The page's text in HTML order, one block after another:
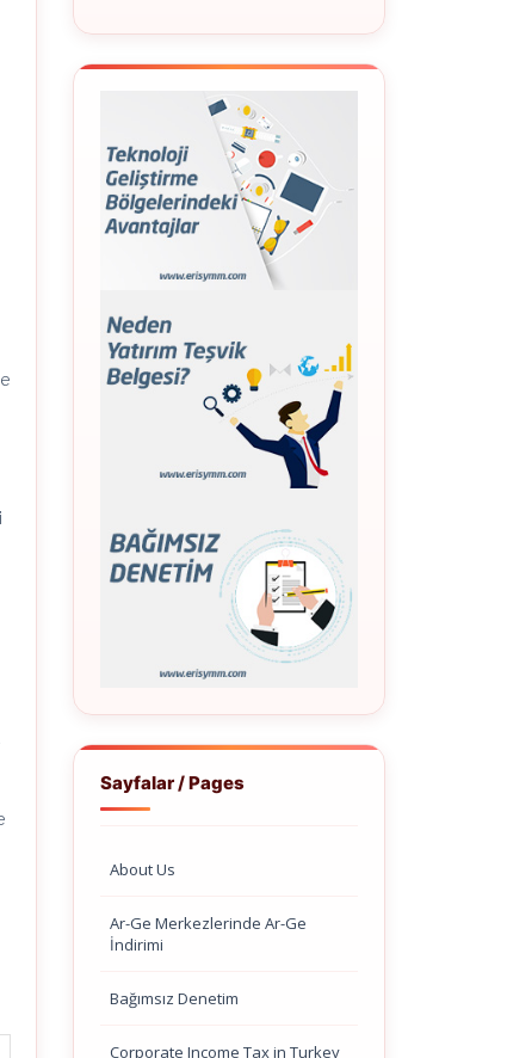
Sayfalar / Pages
About Us
Ar-Ge Merkezlerinde Ar-Ge
İndirimi
Bağımsız Denetim
Corporate Income Tax in Turkey